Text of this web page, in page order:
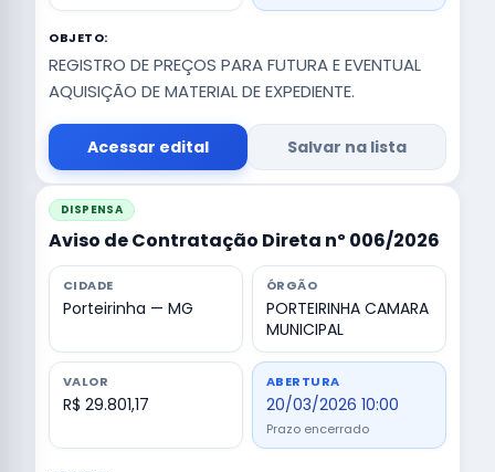
OBJETO:
REGISTRO DE PREÇOS PARA FUTURA E EVENTUAL
AQUISIÇÃO DE MATERIAL DE EXPEDIENTE.
Acessar edital Salvar na lista
DISPENSA
Aviso de Contratação Direta nº 006/2026
CIDADE
Porteirinha — MG
ÓRGÃO
PORTEIRINHA CAMARA
MUNICIPAL
VALOR
R$ 29.801,17
ABERTURA
20/03/2026 10:00
Prazo encerrado